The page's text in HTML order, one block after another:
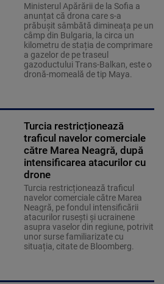
Ministerul Apărării de la Sofia a
anunțat că drona care s-a
prăbușit sâmbătă dimineața pe un
câmp din Bulgaria, la circa un
kilometru de stația de comprimare
a gazelor de pe traseul
gazoductului Trans-Balkan, este o
dronă-momeală de tip Maya.
Turcia restricționează
traficul navelor comerciale
către Marea Neagră, după
intensificarea atacurilor cu
drone
Turcia restricționează traficul
navelor comerciale către Marea
Neagră, pe fondul intensificării
atacurilor rusești și ucrainene
asupra vaselor din regiune, potrivit
unor surse familiarizate cu
situația, citate de Bloomberg.